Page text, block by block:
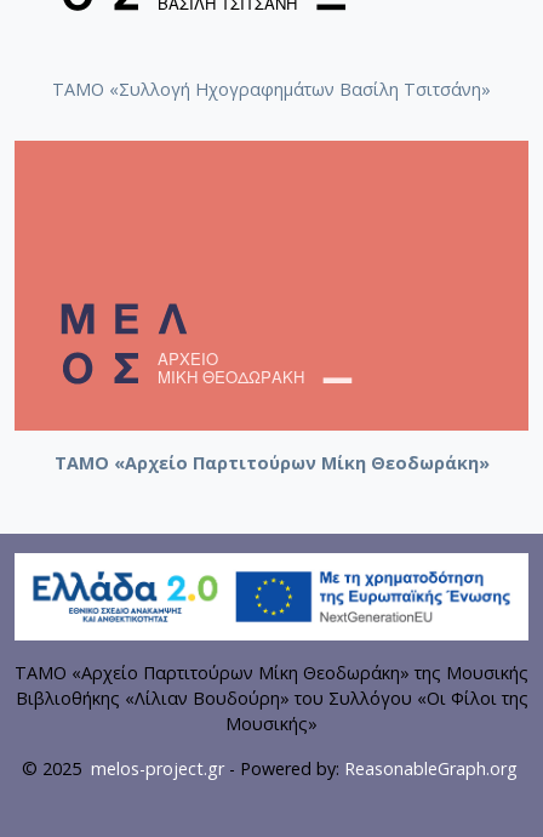
ΤΑΜΟ «Συλλογή Ηχογραφημάτων Βασίλη Τσιτσάνη»
ΤΑΜΟ «Αρχείο Παρτιτούρων Μίκη Θεοδωράκη»
ΤΑΜΟ «Αρχείο Παρτιτούρων Μίκη Θεοδωράκη» της Μουσικής
Βιβλιοθήκης «Λίλιαν Βουδούρη» του Συλλόγου «Οι Φίλοι της
Μουσικής»
© 2025 melos-project.gr- Powered by: ReasonableGraph.org